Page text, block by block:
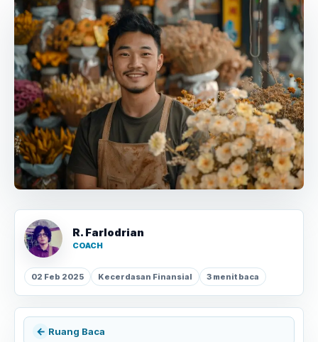
R. Farlodrian
COACH
02 Feb 2025 Kecerdasan Finansial 3 menit baca
← Ruang Baca